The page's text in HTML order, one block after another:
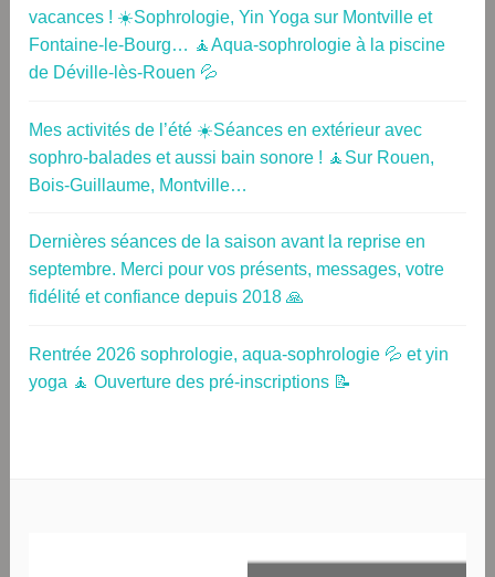
vacances ! ☀️Sophrologie, Yin Yoga sur Montville et
Fontaine-le-Bourg… 🧘Aqua-sophrologie à la piscine
de Déville-lès-Rouen 💦
Mes activités de l’été ☀️Séances en extérieur avec
sophro-balades et aussi bain sonore ! 🧘Sur Rouen,
Bois-Guillaume, Montville…
Dernières séances de la saison avant la reprise en
septembre. Merci pour vos présents, messages, votre
fidélité et confiance depuis 2018 🙏
Rentrée 2026 sophrologie, aqua-sophrologie 💦 et yin
yoga 🧘 Ouverture des pré-inscriptions 📝